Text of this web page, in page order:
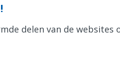
delen van de websites